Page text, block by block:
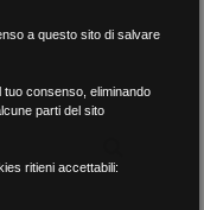
a questo sito di salvare
tuo consenso, eliminando
parti del sito
ritieni accettabili: